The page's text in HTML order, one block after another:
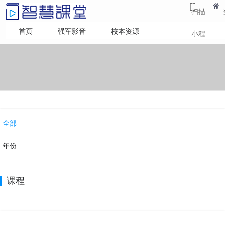
首页 强军影音 校本资源
扫描
小程
全部
年份
课程